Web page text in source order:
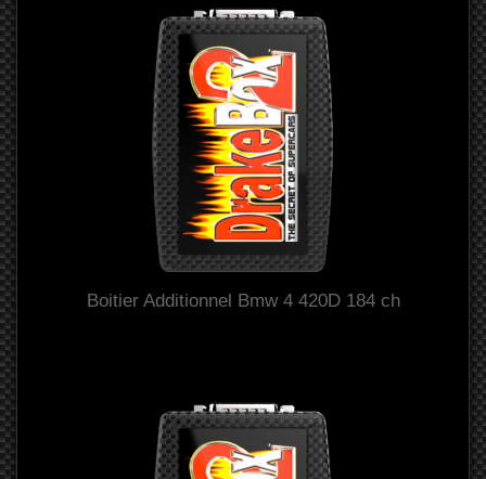
Boitier Additionnel Bmw 4 420D 184 ch